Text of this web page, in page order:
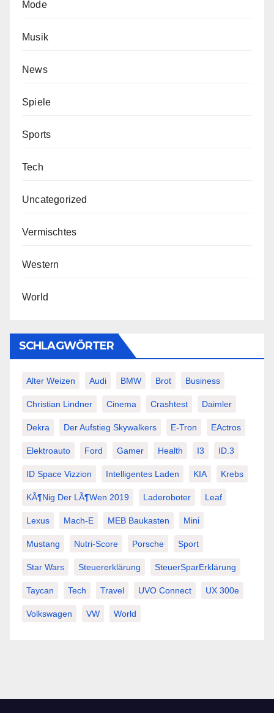
Mode
Musik
News
Spiele
Sports
Tech
Uncategorized
Vermischtes
Western
World
SCHLAGWÖRTER
Alter Weizen Audi BMW Brot Business
Christian Lindner Cinema Crashtest Daimler
Dekra Der Aufstieg Skywalkers E-Tron EActros
Elektroauto Ford Gamer Health I3 ID.3
ID Space Vizzion Intelligentes Laden KIA Krebs
KÃ¶nig Der LÃ¶wen 2019 Laderoboter Leaf
Lexus Mach-E MEB Baukasten Mini
Mustang Nutri-Score Porsche Sport
Star Wars Steuererklärung SteuerSparErklärung
Taycan Tech Travel UVO Connect UX 300e
Volkswagen VW World